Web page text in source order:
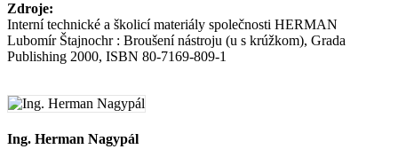
Zdroje:
Interní technické a školicí materiály společnosti HERMAN
Lubomír Štajnochr : Broušení nástroju (u s krúžkom), Grada
Publishing 2000, ISBN 80-7169-809-1
Ing. Herman Nagypál